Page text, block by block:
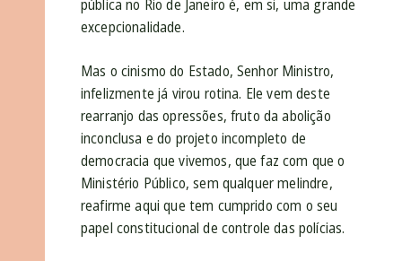
pública no Rio de Janeiro é, em si, uma grande
excepcionalidade.
Mas o cinismo do Estado, Senhor Ministro,
infelizmente já virou rotina. Ele vem deste
rearranjo das opressões, fruto da abolição
inconclusa e do projeto incompleto de
democracia que vivemos, que faz com que o
Ministério Público, sem qualquer melindre,
reafirme aqui que tem cumprido com o seu
papel constitucional de controle das polícias.